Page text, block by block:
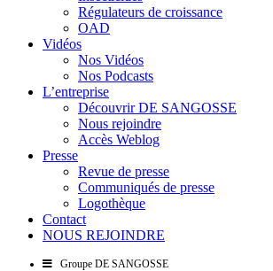
Régulateurs de croissance
OAD
Vidéos
Nos Vidéos
Nos Podcasts
L’entreprise
Découvrir DE SANGOSSE
Nous rejoindre
Accès Weblog
Presse
Revue de presse
Communiqués de presse
Logothèque
Contact
NOUS REJOINDRE
Groupe DE SANGOSSE